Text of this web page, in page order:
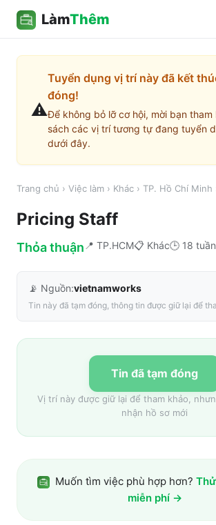
LàmThêm
⚠️
Tuyển dụng vị trí này đã kết
đóng!
Để không bỏ lỡ cơ hội, mời bạn tham
sách các vị trí tương tự đang tuyển
dưới đây.
Trang chủ › Việc làm › Khác › TP. Hồ Chí Minh
Pricing Staff
Thỏa thuận 📍 TP.HCM📋 Khác🕒 18
📡 Nguồn:vietnamworks
Tin này đã tạm đóng, thông tin được giữ lại để
Tin đã tạm đóng
Vị trí này được giữ lại để tham khảo,
nhận hồ sơ mới
Muốn tìm việc phù hợp hơn?
miễn phí →